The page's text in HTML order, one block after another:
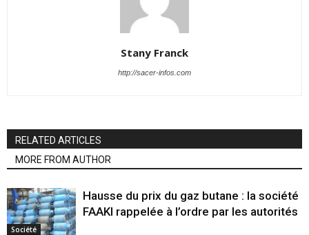
Stany Franck
http://sacer-infos.com
RELATED ARTICLES
MORE FROM AUTHOR
Société
Hausse du prix du gaz butane : la société
FAAKI rappelée à l’ordre par les autorités